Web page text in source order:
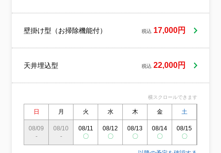
壁掛け型（お掃除機能付） 税込 17,000円
天井埋込型 税込 22,000円
横スクロールできます
日 月 火 水 木 金 土
08/09
-
08/10
-
08/11
〇
08/12
〇
08/13
〇
08/14
〇
08/15
〇